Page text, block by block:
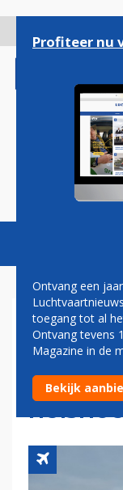
gaan
Magazine
KLM-
Profiteer nu
Ontvang een
toegang tot al
Ontvang tevens
Magazine in de
Bekijk